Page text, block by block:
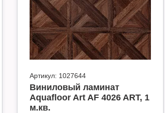
Артикул: 1027644
Виниловый ламинат
Aquafloor Art AF 4026 ART, 1
м.кв.